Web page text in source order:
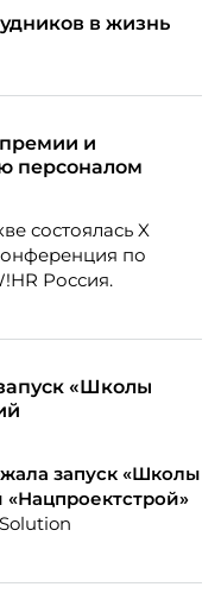
в жизнь
и
персоналом
состоялась X
по
Россия.
«Школы
запуск «Школы